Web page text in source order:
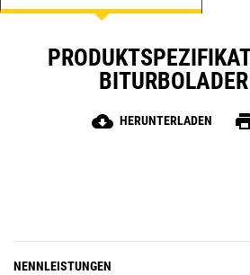
cloud_download HERUNTERLADEN
NENNLEISTUNGEN